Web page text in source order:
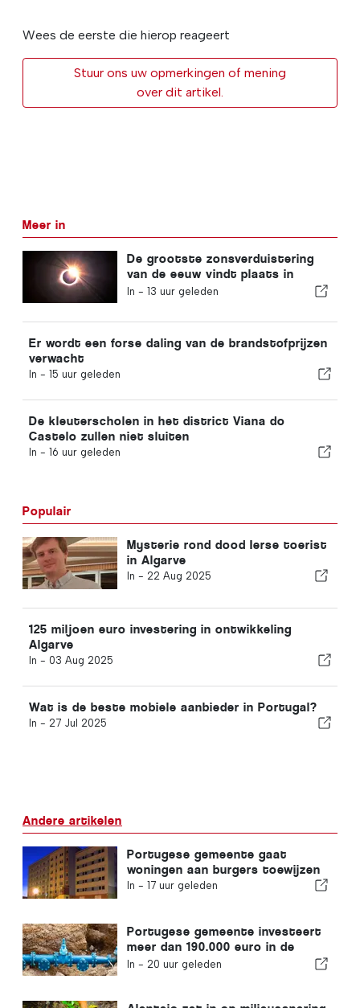
Wees de eerste die hierop reageert
Stuur ons uw opmerkingen of mening
over dit artikel.
Meer in
De grootste zonsverduistering
van de eeuw vindt plaats in
Portugal
In - 13 uur geleden
Er wordt een forse daling van de brandstofprijzen
verwacht
In - 15 uur geleden
De kleuterscholen in het district Viana do
Castelo zullen niet sluiten
In - 16 uur geleden
Populair
Mysterie rond dood Ierse toerist
in Algarve
In - 22 Aug 2025
125 miljoen euro investering in ontwikkeling
Algarve
In - 03 Aug 2025
Wat is de beste mobiele aanbieder in Portugal?
In - 27 Jul 2025
Andere artikelen
Portugese gemeente gaat
woningen aan burgers toewijzen
In - 17 uur geleden
Portugese gemeente investeert
meer dan 190.000 euro in de
watervoorziening
In - 20 uur geleden